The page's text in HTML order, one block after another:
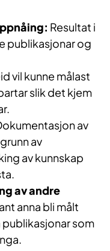
Resultat i
publikasjonar og
vil kunne målast
slik det kjem
av
av
av kunnskap
av andre
anna bli målt
som